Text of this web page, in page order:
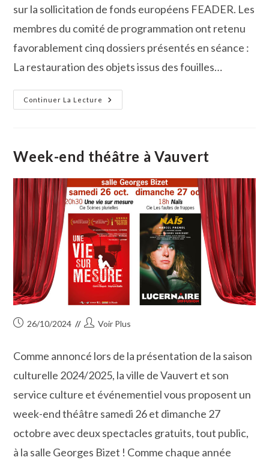
sur la sollicitation de fonds européens FEADER. Les
membres du comité de programmation ont retenu
favorablement cinq dossiers présentés en séance :
La restauration des objets issus des fouilles…
Continuer La Lecture
Vidourle-
Camargue :
Vont
Bénéficier
Européens
Week-end théâtre à Vauvert
Publication
26/10/2024
Auteur/autrice
publication :
Voir Plus
Comme annoncé lors de la présentation de la saison
culturelle 2024/2025, la ville de Vauvert et son
service culture et événementiel vous proposent un
week-end théâtre samedi 26 et dimanche 27
octobre avec deux spectacles gratuits, tout public,
à la salle Georges Bizet ! Comme chaque année